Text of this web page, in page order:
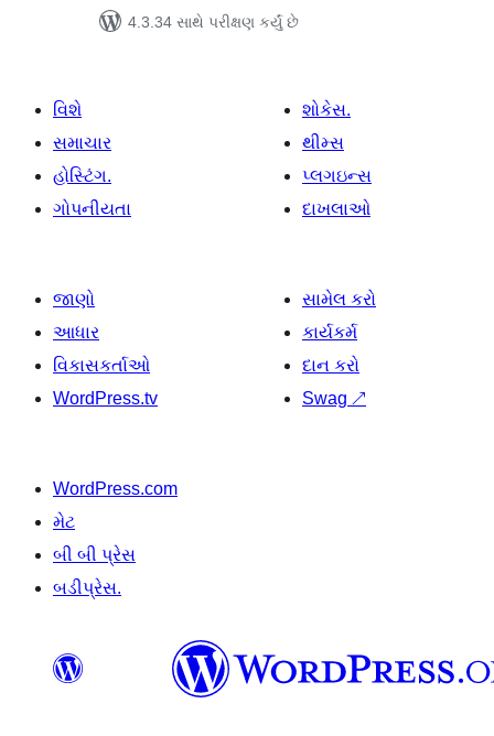
4.3.34 સાથે પરીક્ષણ કર્યું છે
વિશે
સમાચાર
હોસ્ટિંગ.
ગોપનીયતા
શોકેસ.
થીમ્સ
પ્લગઇન્સ
દાખલાઓ
જાણો
આધાર
વિકાસકર્તાઓ
WordPress.tv
સામેલ કરો
કાર્યકર્મ
દાન કરો
Swag ↗
WordPress.com
મેટ
બી બી પ્રેસ
બડીપ્રેસ.